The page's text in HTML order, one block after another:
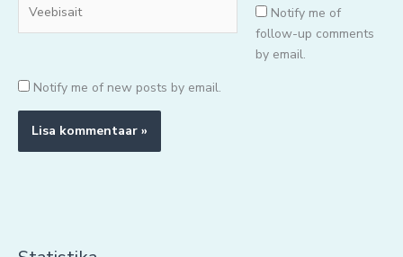
Notify me of
follow-up comments
by email.
Notify me of new posts by email.